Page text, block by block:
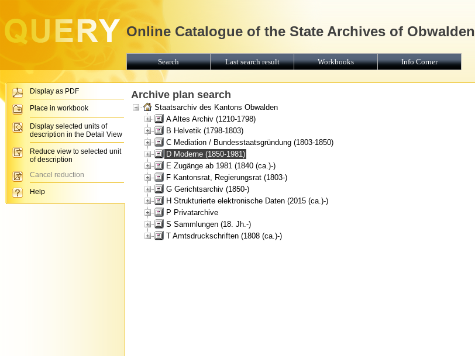
Archive plan search
Staatsarchiv des Kantons Obwalden
A Altes Archiv (1210-1798)
B Helvetik (1798-1803)
C Mediation / Bundesstaatsgründung (1803-1850)
D Moderne (1850-1981)
E Zugänge ab 1981 (1840 (ca.)-)
F Kantonsrat, Regierungsrat (1803-)
G Gerichtsarchiv (1850-)
H Strukturierte elektronische Daten (2015 (ca.)-)
P Privatarchive
S Sammlungen (18. Jh.-)
T Amtsdruckschriften (1808 (ca.)-)
Online Catalogue of the State Archives of Obwalden
Search Last search result Workbooks Info Corner
Display as PDF
Place in workbook
Display selected units of
description in the Detail View
Reduce view to selected unit
of description
Cancel reduction
Help